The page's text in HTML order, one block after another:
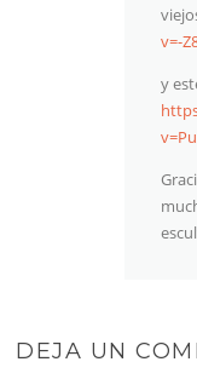
v=-
y
DEJA UN